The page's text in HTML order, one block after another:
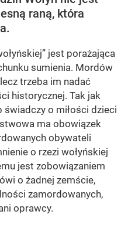
raną, która
jest porażająca
sumienia. Mordów
trzeba im nadać
historycznej. Tak jak
o miłości dzieci
ma obowiązek
obywateli
o rzezi wołyńskiej
jest zobowiązaniem
o żadnej zemście,
zamordowanych,
oprawcy.